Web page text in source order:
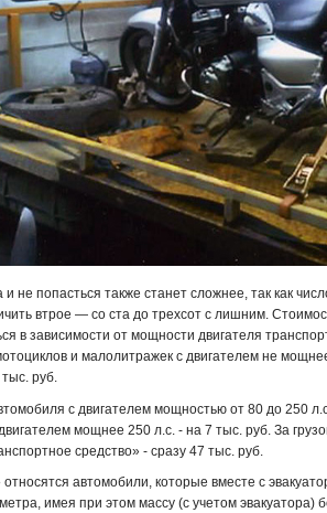
не попасться также станет сложнее, так как
втрое — со ста до трехсот с лишним.
в зависимости от мощности двигателя
и малолитражек с двигателем не
руб.
с двигателем мощностью от 80 до 250
мощнее 250 л.с. - на 7 тыс. руб. За
средство» - сразу 47 тыс. руб.
автомобили, которые вместе с
имея при этом массу (с учетом эвакуатора)